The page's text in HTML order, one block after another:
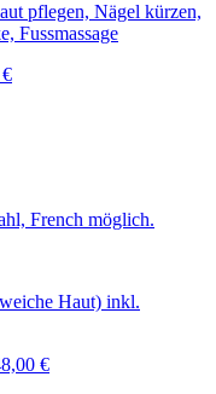
pflegen, Nägel kürzen,
Fussmassage​
French möglich.
Haut) inkl.
€